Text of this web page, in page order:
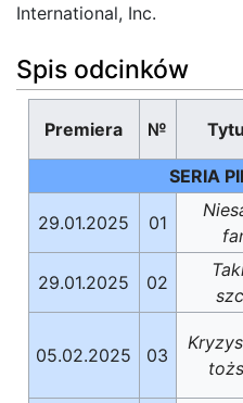
International, Inc.
Spis odcinków
Premiera №
SERIA
29.01.2025 01
29.01.2025 02
05.02.2025 03